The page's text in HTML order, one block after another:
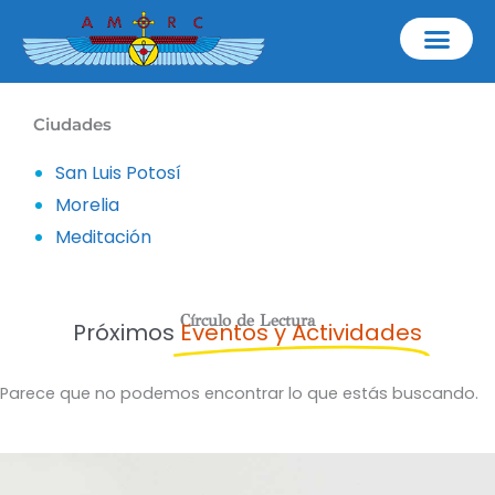
contenido
Ciudades
San Luis Potosí
Morelia
Meditación
Círculo de Lectura
Próximos Eventos y Actividades
Parece que no podemos encontrar lo que estás buscando.